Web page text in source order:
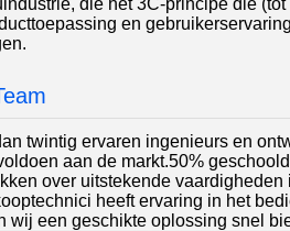
die het 3C-principe die
en
twintig ervaren ingenieurs en
aan de markt.50%
over uitstekende
heeft ervaring in het
wij een geschikte oplossing snel